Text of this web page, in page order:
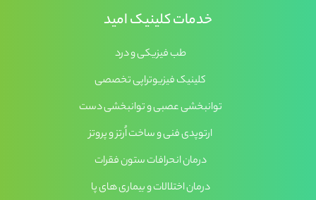
خدمات کلینیک امید
طب فیزیکی و درد
کلینیک فیزیوتراپی تخصصی
توانبخشی عصبی و توانبخشی دست
ارتوپدی فنی و ساخت اُرتز و پروتز
درمان انحرافات ستون فقرات
درمان اختلالات و بیماری های پا